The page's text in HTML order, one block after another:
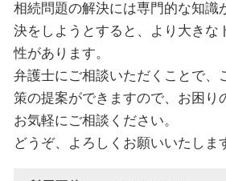
相続問題の解決には専門的な知識
決をしようとすると、より大きな
性があります。
弁護士にご相談いただくことで、
策の提案ができますので、お困り
お気軽にご相談ください。
どうぞ、よろしくお願いいたしま